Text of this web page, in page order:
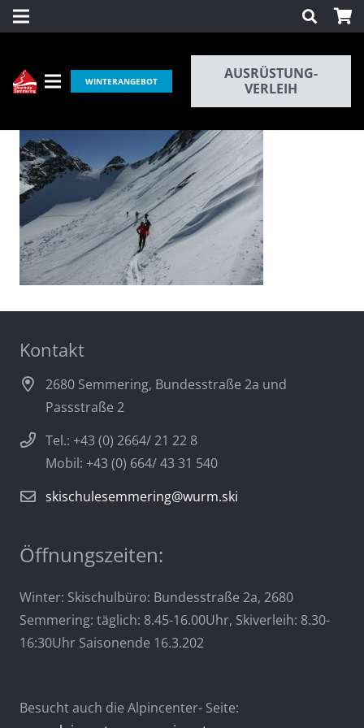
WINTERANGEBOT
AUSRÜSTUNG-
VERLEIH
Kontakt
2680 Semmering, Bundesstraße 2a und
Passstraße 2
Tel.: +43 (0) 2664/ 21 22 8
Mobil: +43 (0) 664/ 43 31 540
skischulesemmering@wurm.ski
Öffnungszeiten:
Winter: Skischulbüro: Bundesstraße 2a, 2680
Semmering: täglich: 8.45-16.00Uhr, Skiverleih: 8.30-
16:30Uhr Saisonende 16.3.202
Besucht auch die Alpincenter- Seite: